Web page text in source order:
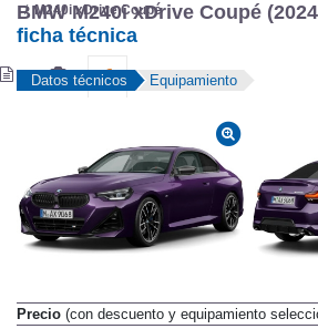
M240i xDrive Coupé
BMW M240i xDrive Coupé
ficha técnica
Datos técnicos Equipamiento
Precio (con descuento y equipamiento